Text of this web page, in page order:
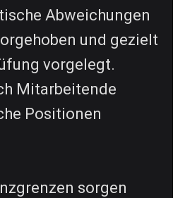
Abweichungen
und gezielt
vorgelegt.
Mitarbeitende
Positionen
sorgen